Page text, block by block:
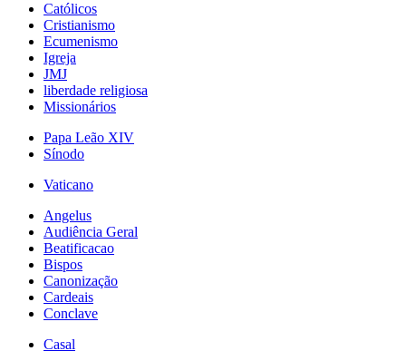
Católicos
Cristianismo
Ecumenismo
Igreja
JMJ
liberdade religiosa
Missionários
Papa Leão XIV
Sínodo
Vaticano
Angelus
Audiência Geral
Beatificacao
Bispos
Canonização
Cardeais
Conclave
Casal